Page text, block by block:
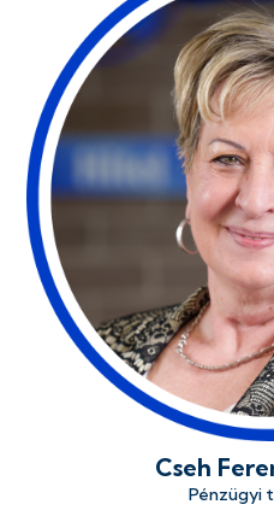
Cseh
Pénzügyi